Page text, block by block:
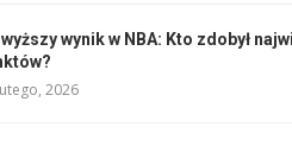
wynik w NBA: Kto zdobył
2026